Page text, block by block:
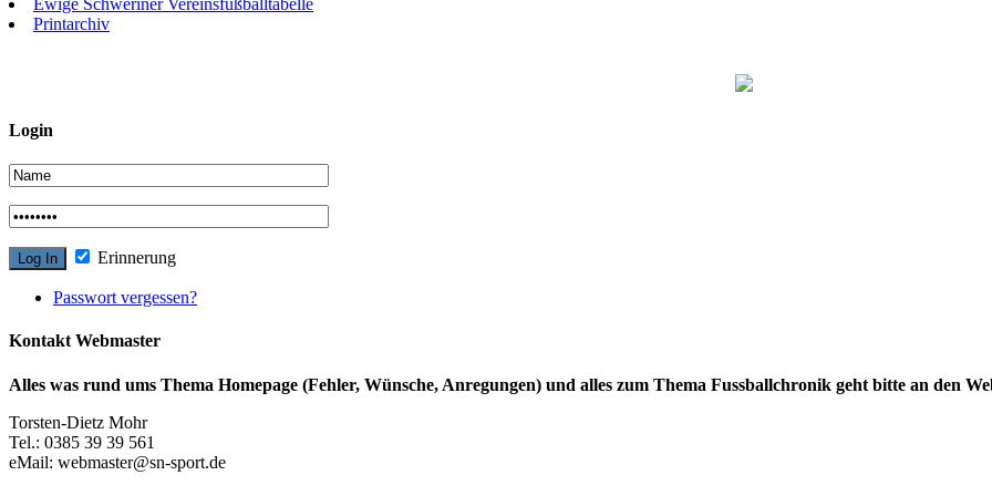
Ewige Schweriner Vereinsfußballtabelle
Printarchiv
Login
Erinnerung
Passwort vergessen?
Kontakt Webmaster
Alles was rund ums Thema Homepage (Fehler, Wünsche, Anregungen) und alles zum Thema Fussballchronik geht bitte an den
Torsten-Dietz Mohr
Tel.: 0385 39 39 561
eMail: webmaster@sn-sport.de